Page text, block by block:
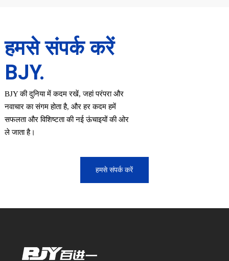
हमसे संपर्क करें
BJY.
BJY की दुनिया में कदम रखें, जहां परंपरा और
नवाचार का संगम होता है, और हर कदम हमें
सफलता और विशिष्टता की नई ऊंचाइयों की ओर
ले जाता है।
हमसे संपर्क करें